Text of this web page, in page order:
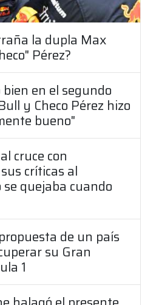
la dupla Max
Pérez?
bien en el segundo
y Checo Pérez hizo
bueno"
cruce con
críticas al
quejaba cuando
de un país
su Gran
1